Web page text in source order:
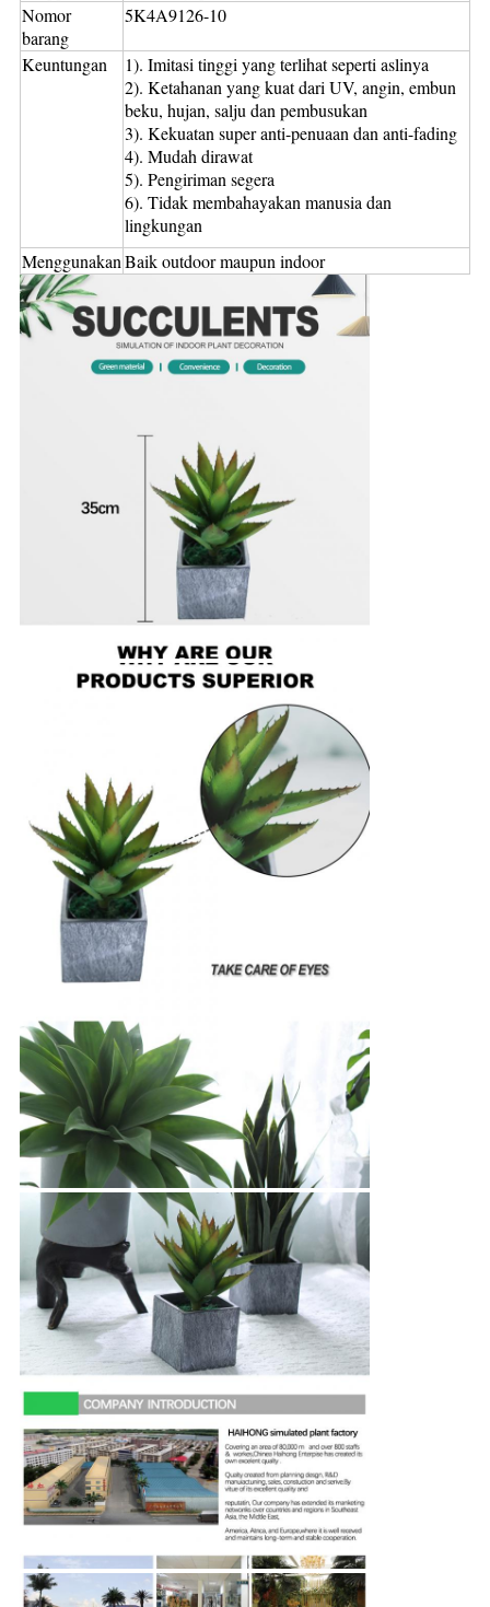
Nomor
barang
5K4A9126-10
Keuntungan
1). Imitasi tinggi yang terlihat seperti aslinya
2). Ketahanan yang kuat dari UV, angin, embun
beku, hujan, salju dan pembusukan
3). Kekuatan super anti-penuaan dan anti-fading
4). Mudah dirawat
5). Pengiriman segera
6). Tidak membahayakan manusia dan
lingkungan
MenggunakanBaik outdoor maupun indoor